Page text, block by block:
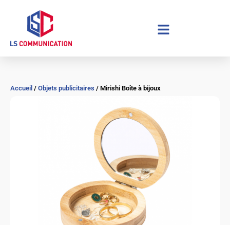
contenu
Accueil / Objets publicitaires / Mirishi Boîte à bijoux